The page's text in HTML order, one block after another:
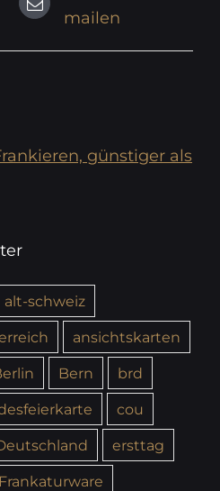
mailen
günstiger als
alt-schweiz
ansichtskarten
Bern
brd
cou
ersttag
Frankaturware